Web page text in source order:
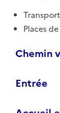
Places
Chemin
Entrée